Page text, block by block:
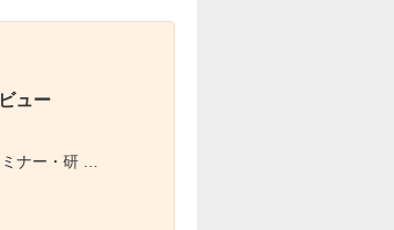
ュー
ナー・研 …